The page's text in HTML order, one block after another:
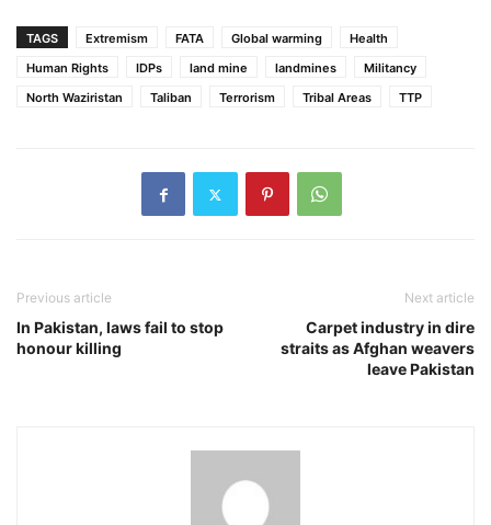
TAGS Extremism FATA Global warming
Health
Human Rights
IDPs land mine landmines
Militancy
North Waziristan
Taliban Terrorism Tribal Areas TTP
Previous article
In Pakistan, laws fail to stop
honour killing
Next article
Carpet industry in dire
straits as Afghan weavers
leave Pakistan